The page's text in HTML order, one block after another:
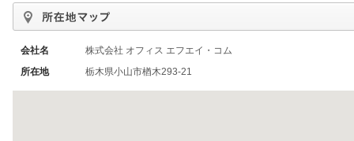
会社名
株式会社 オフィス エフエイ・コム
所在地
栃木県小山市楢木293-21